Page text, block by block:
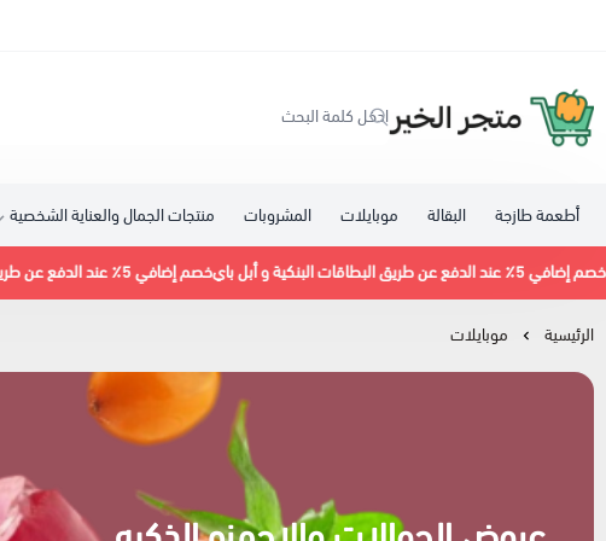
متجر معاينة سوبرماركت
أطعمة طازجة البقالة موبايلات المشروبات منتجات الجمال والعناية الشخصية
خصم إضافي 5٪ عند الدفع عن طريق البطاقات البنكية و أبل باي
الرئيسية موبايلات